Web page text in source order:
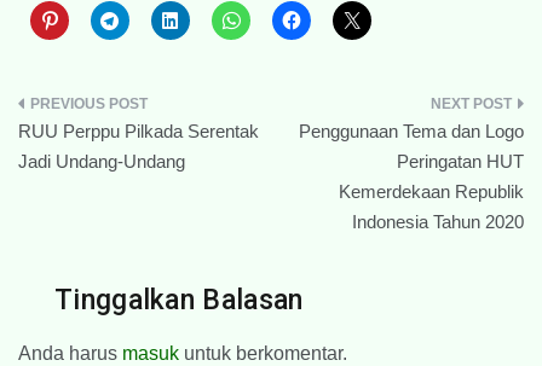
Navigasi
pos
RUU Perppu Pilkada Serentak
Jadi Undang-Undang
Penggunaan Tema dan Logo
Peringatan HUT
Kemerdekaan Republik
Indonesia Tahun 2020
Tinggalkan Balasan
Anda harus masuk untuk berkomentar.